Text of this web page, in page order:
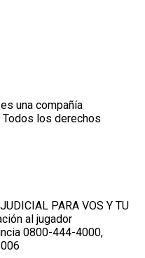
una compañía
los derechos
PARA VOS Y TU
al jugador
0800-444-4000,